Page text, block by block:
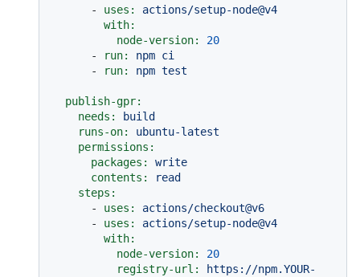
-
uses:
actions/setup-node@v4
with:
node-version:
20
-
run: npm ci
-
run: npm test
publish-gpr:
needs:
build
runs-on:
ubuntu-latest
permissions:
packages:
write
contents:
read
steps:
-
uses:
actions/checkout@v6
-
uses:
actions/setup-node@v4
with:
node-version:
20
registry-url:
https://npm.YOUR-